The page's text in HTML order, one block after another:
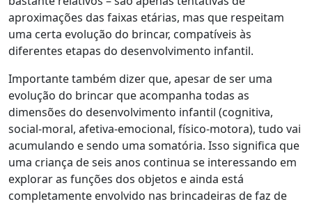
aproximações das faixas etárias, mas que respeitam
uma certa evolução do brincar, compatíveis às
diferentes etapas do desenvolvimento infantil.
Importante também dizer que, apesar de ser uma
evolução do brincar que acompanha todas as
dimensões do desenvolvimento infantil (cognitiva,
social-moral, afetiva-emocional, físico-motora), tudo vai
acumulando e sendo uma somatória. Isso significa que
uma criança de seis anos continua se interessando em
explorar as funções dos objetos e ainda está
completamente envolvido nas brincadeiras de faz de